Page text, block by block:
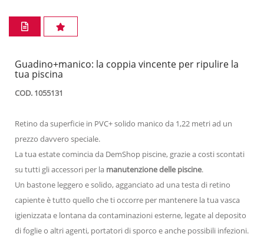
Guadino+manico: la coppia vincente per ripulire la
tua piscina
COD. 1055131
Retino da superficie in PVC+ solido manico da 1,22 metri ad un
prezzo davvero speciale.
La tua estate comincia da DemShop piscine, grazie a costi scontati
su tutti gli accessori per la manutenzione delle piscine.
Un bastone leggero e solido, agganciato ad una testa di retino
capiente è tutto quello che ti occorre per mantenere la tua vasca
igienizzata e lontana da contaminazioni esterne, legate al deposito
di foglie o altri agenti, portatori di sporco e anche possibili infezioni.